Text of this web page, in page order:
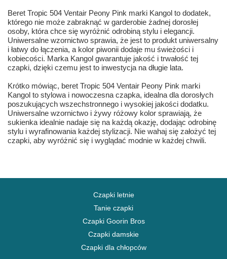
Beret Tropic 504 Ventair Peony Pink marki Kangol to dodatek,
którego nie może zabraknąć w garderobie żadnej dorosłej
osoby, która chce się wyróżnić odrobiną stylu i elegancji.
Uniwersalne wzornictwo sprawia, że jest to produkt uniwersalny
i łatwy do łączenia, a kolor piwonii dodaje mu świeżości i
kobiecości. Marka Kangol gwarantuje jakość i trwałość tej
czapki, dzięki czemu jest to inwestycja na długie lata.
Krótko mówiąc, beret Tropic 504 Ventair Peony Pink marki
Kangol to stylowa i nowoczesna czapka, idealna dla dorosłych
poszukujących wszechstronnego i wysokiej jakości dodatku.
Uniwersalne wzornictwo i żywy różowy kolor sprawiają, że
sukienka idealnie nadaje się na każdą okazję, dodając odrobinę
stylu i wyrafinowania każdej stylizacji. Nie wahaj się założyć tej
czapki, aby wyróżnić się i wyglądać modnie w każdej chwili.
Czapki letnie
Tanie czapki
Czapki Goorin Bros
Czapki damskie
Czapki dla chłopców